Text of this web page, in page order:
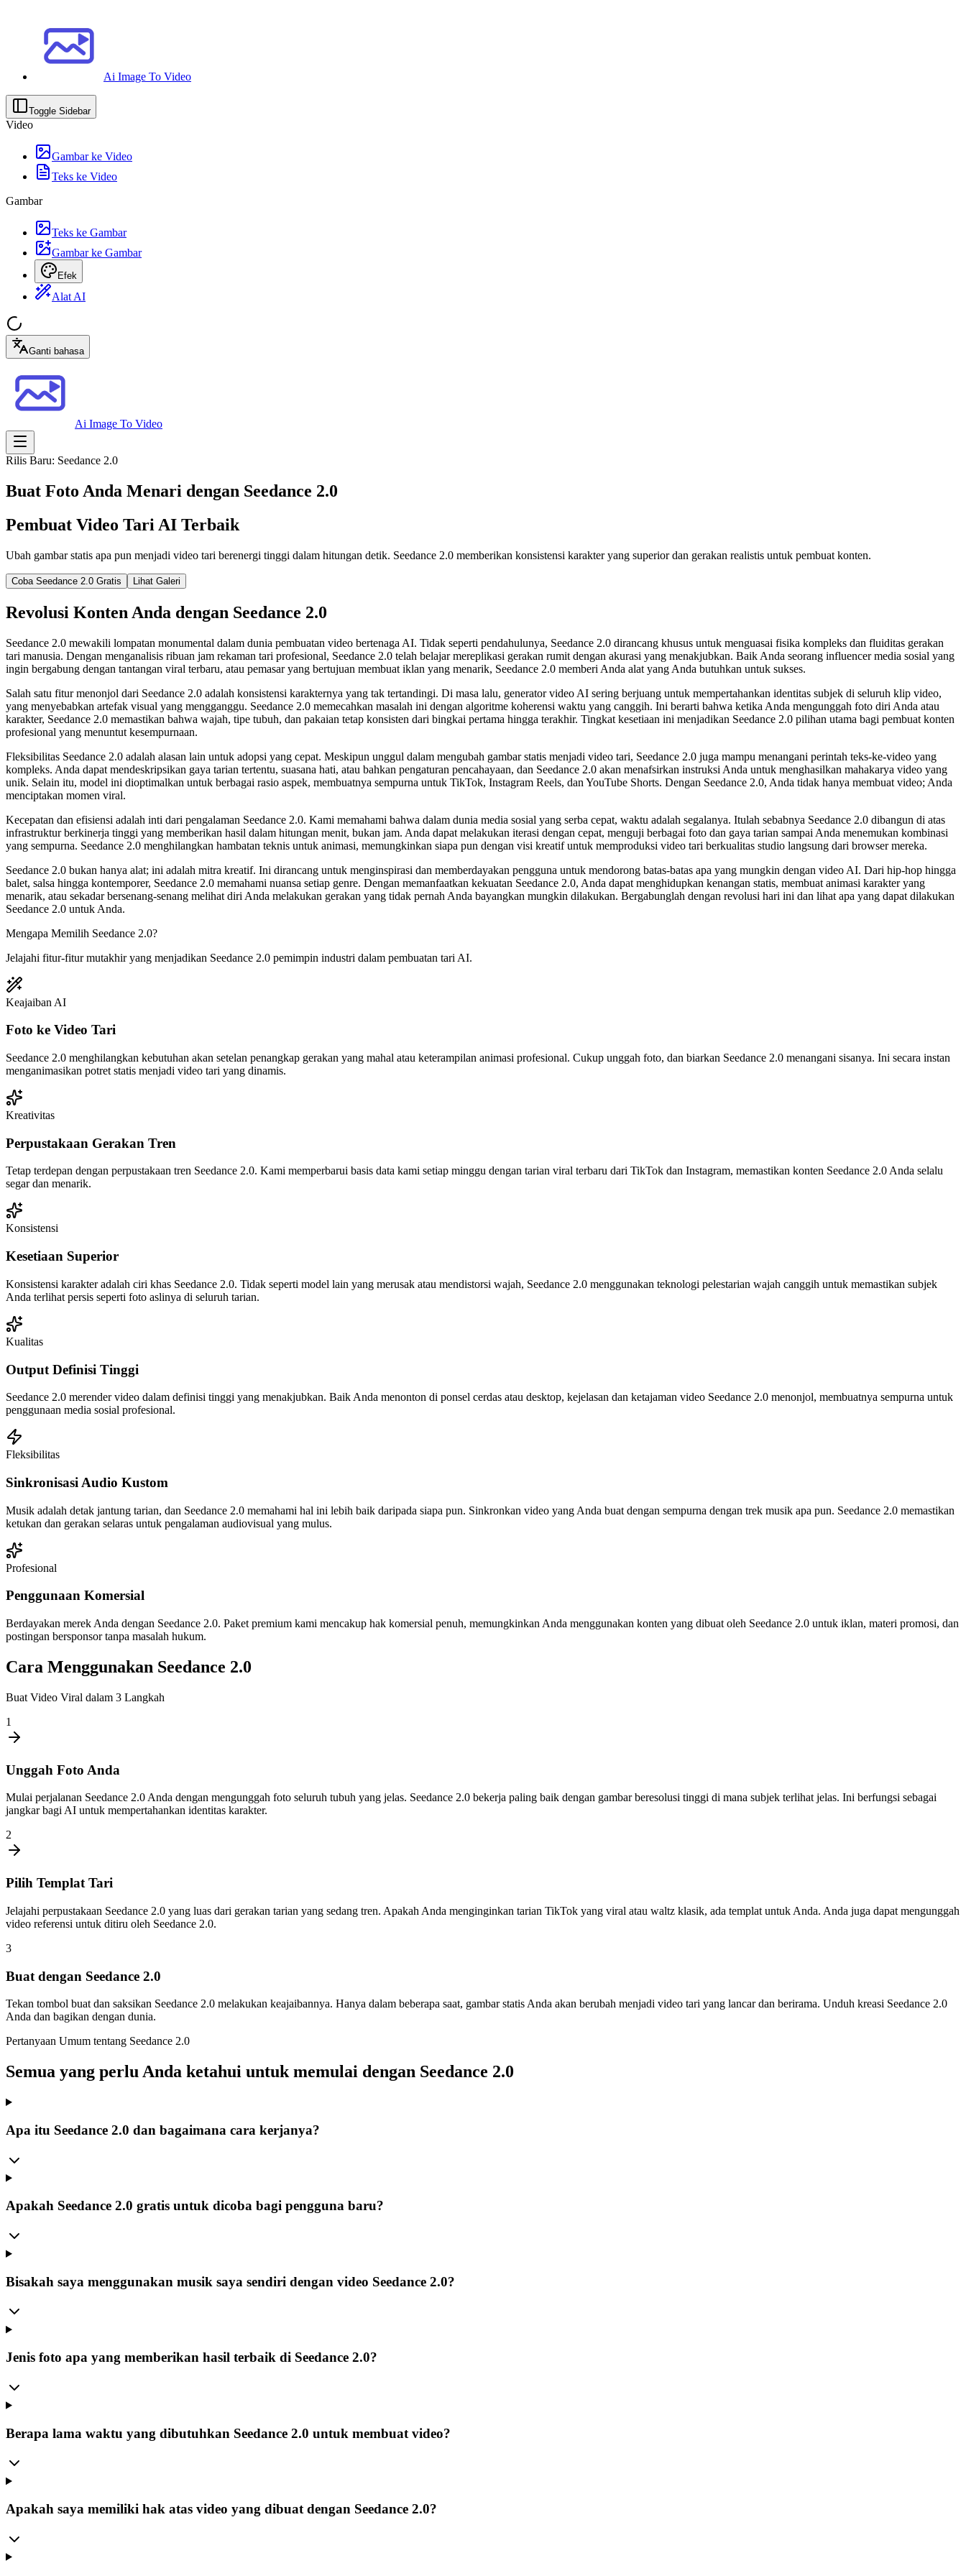
Ai Image To Video
Toggle Sidebar
Video
Gambar ke Video
Teks ke Video
Gambar
Teks ke Gambar
Gambar ke Gambar
Efek
Alat AI
Ganti bahasa
Ai Image To Video
Rilis Baru: Seedance 2.0
Buat Foto Anda Menari dengan Seedance 2.0
Pembuat Video Tari AI Terbaik
Ubah gambar statis apa pun menjadi video tari berenergi tinggi dalam hitungan detik. Seedance 2.0 memberikan konsistensi karakter yang superior dan gerakan realistis untuk pembuat konten.
Coba Seedance 2.0 Gratis Lihat Galeri
Revolusi Konten Anda dengan Seedance 2.0
Seedance 2.0 mewakili lompatan monumental dalam dunia pembuatan video bertenaga AI. Tidak seperti pendahulunya, Seedance 2.0 dirancang khusus untuk menguasai fisika kompleks dan fluiditas gerakan
tari manusia. Dengan menganalisis ribuan jam rekaman tari profesional, Seedance 2.0 telah belajar mereplikasi gerakan rumit dengan akurasi yang menakjubkan. Baik Anda seorang influencer media sosial yang
ingin bergabung dengan tantangan viral terbaru, atau pemasar yang bertujuan membuat iklan yang menarik, Seedance 2.0 memberi Anda alat yang Anda butuhkan untuk sukses.
Salah satu fitur menonjol dari Seedance 2.0 adalah konsistensi karakternya yang tak tertandingi. Di masa lalu, generator video AI sering berjuang untuk mempertahankan identitas subjek di seluruh klip video,
yang menyebabkan artefak visual yang mengganggu. Seedance 2.0 memecahkan masalah ini dengan algoritme koherensi waktu yang canggih. Ini berarti bahwa ketika Anda mengunggah foto diri Anda atau
karakter, Seedance 2.0 memastikan bahwa wajah, tipe tubuh, dan pakaian tetap konsisten dari bingkai pertama hingga terakhir. Tingkat kesetiaan ini menjadikan Seedance 2.0 pilihan utama bagi pembuat konten
profesional yang menuntut kesempurnaan.
Fleksibilitas Seedance 2.0 adalah alasan lain untuk adopsi yang cepat. Meskipun unggul dalam mengubah gambar statis menjadi video tari, Seedance 2.0 juga mampu menangani perintah teks-ke-video yang
kompleks. Anda dapat mendeskripsikan gaya tarian tertentu, suasana hati, atau bahkan pengaturan pencahayaan, dan Seedance 2.0 akan menafsirkan instruksi Anda untuk menghasilkan mahakarya video yang
unik. Selain itu, model ini dioptimalkan untuk berbagai rasio aspek, membuatnya sempurna untuk TikTok, Instagram Reels, dan YouTube Shorts. Dengan Seedance 2.0, Anda tidak hanya membuat video; Anda
menciptakan momen viral.
Kecepatan dan efisiensi adalah inti dari pengalaman Seedance 2.0. Kami memahami bahwa dalam dunia media sosial yang serba cepat, waktu adalah segalanya. Itulah sebabnya Seedance 2.0 dibangun di atas
infrastruktur berkinerja tinggi yang memberikan hasil dalam hitungan menit, bukan jam. Anda dapat melakukan iterasi dengan cepat, menguji berbagai foto dan gaya tarian sampai Anda menemukan kombinasi
yang sempurna. Seedance 2.0 menghilangkan hambatan teknis untuk animasi, memungkinkan siapa pun dengan visi kreatif untuk memproduksi video tari berkualitas studio langsung dari browser mereka.
Seedance 2.0 bukan hanya alat; ini adalah mitra kreatif. Ini dirancang untuk menginspirasi dan memberdayakan pengguna untuk mendorong batas-batas apa yang mungkin dengan video AI. Dari hip-hop hingga
balet, salsa hingga kontemporer, Seedance 2.0 memahami nuansa setiap genre. Dengan memanfaatkan kekuatan Seedance 2.0, Anda dapat menghidupkan kenangan statis, membuat animasi karakter yang
menarik, atau sekadar bersenang-senang melihat diri Anda melakukan gerakan yang tidak pernah Anda bayangkan mungkin dilakukan. Bergabunglah dengan revolusi hari ini dan lihat apa yang dapat dilakukan
Seedance 2.0 untuk Anda.
Mengapa Memilih Seedance 2.0?
Jelajahi fitur-fitur mutakhir yang menjadikan Seedance 2.0 pemimpin industri dalam pembuatan tari AI.
Keajaiban AI
Foto ke Video Tari
Seedance 2.0 menghilangkan kebutuhan akan setelan penangkap gerakan yang mahal atau keterampilan animasi profesional. Cukup unggah foto, dan biarkan Seedance 2.0 menangani sisanya. Ini secara instan
menganimasikan potret statis menjadi video tari yang dinamis.
Kreativitas
Perpustakaan Gerakan Tren
Tetap terdepan dengan perpustakaan tren Seedance 2.0. Kami memperbarui basis data kami setiap minggu dengan tarian viral terbaru dari TikTok dan Instagram, memastikan konten Seedance 2.0 Anda selalu
segar dan menarik.
Konsistensi
Kesetiaan Superior
Konsistensi karakter adalah ciri khas Seedance 2.0. Tidak seperti model lain yang merusak atau mendistorsi wajah, Seedance 2.0 menggunakan teknologi pelestarian wajah canggih untuk memastikan subjek
Anda terlihat persis seperti foto aslinya di seluruh tarian.
Kualitas
Output Definisi Tinggi
Seedance 2.0 merender video dalam definisi tinggi yang menakjubkan. Baik Anda menonton di ponsel cerdas atau desktop, kejelasan dan ketajaman video Seedance 2.0 menonjol, membuatnya sempurna untuk
penggunaan media sosial profesional.
Fleksibilitas
Sinkronisasi Audio Kustom
Musik adalah detak jantung tarian, dan Seedance 2.0 memahami hal ini lebih baik daripada siapa pun. Sinkronkan video yang Anda buat dengan sempurna dengan trek musik apa pun. Seedance 2.0 memastikan
ketukan dan gerakan selaras untuk pengalaman audiovisual yang mulus.
Profesional
Penggunaan Komersial
Berdayakan merek Anda dengan Seedance 2.0. Paket premium kami mencakup hak komersial penuh, memungkinkan Anda menggunakan konten yang dibuat oleh Seedance 2.0 untuk iklan, materi promosi, dan
postingan bersponsor tanpa masalah hukum.
Cara Menggunakan Seedance 2.0
Buat Video Viral dalam 3 Langkah
1
Unggah Foto Anda
Mulai perjalanan Seedance 2.0 Anda dengan mengunggah foto seluruh tubuh yang jelas. Seedance 2.0 bekerja paling baik dengan gambar beresolusi tinggi di mana subjek terlihat jelas. Ini berfungsi sebagai
jangkar bagi AI untuk mempertahankan identitas karakter.
2
Pilih Templat Tari
Jelajahi perpustakaan Seedance 2.0 yang luas dari gerakan tarian yang sedang tren. Apakah Anda menginginkan tarian TikTok yang viral atau waltz klasik, ada templat untuk Anda. Anda juga dapat mengunggah
video referensi untuk ditiru oleh Seedance 2.0.
3
Buat dengan Seedance 2.0
Tekan tombol buat dan saksikan Seedance 2.0 melakukan keajaibannya. Hanya dalam beberapa saat, gambar statis Anda akan berubah menjadi video tari yang lancar dan berirama. Unduh kreasi Seedance 2.0
Anda dan bagikan dengan dunia.
Pertanyaan Umum tentang Seedance 2.0
Semua yang perlu Anda ketahui untuk memulai dengan Seedance 2.0
Apa itu Seedance 2.0 dan bagaimana cara kerjanya?
Apakah Seedance 2.0 gratis untuk dicoba bagi pengguna baru?
Bisakah saya menggunakan musik saya sendiri dengan video Seedance 2.0?
Jenis foto apa yang memberikan hasil terbaik di Seedance 2.0?
Berapa lama waktu yang dibutuhkan Seedance 2.0 untuk membuat video?
Apakah saya memiliki hak atas video yang dibuat dengan Seedance 2.0?